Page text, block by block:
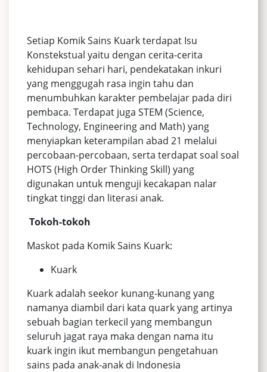
Setiap Komik Sains Kuark terdapat Isu
Konstekstual yaitu dengan cerita-cerita
kehidupan sehari hari, pendekatakan inkuri
yang menggugah rasa ingin tahu dan
menumbuhkan karakter pembelajar pada diri
pembaca. Terdapat juga STEM (Science,
Technology, Engineering and Math) yang
menyiapkan keterampilan abad 21 melalui
percobaan-percobaan, serta terdapat soal soal
HOTS (High Order Thinking Skill) yang
digunakan untuk menguji kecakapan nalar
tingkat tinggi dan literasi anak.
Tokoh-tokoh
Maskot pada Komik Sains Kuark:
Kuark
Kuark adalah seekor kunang-kunang yang
namanya diambil dari kata quark yang artinya
sebuah bagian terkecil yang membangun
seluruh jagat raya maka dengan nama itu
kuark ingin ikut membangun pengetahuan
sains pada anak-anak di Indonesia